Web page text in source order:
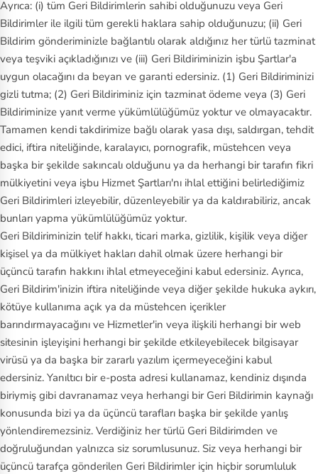
Ayrıca: (i) tüm Geri Bildirimlerin sahibi olduğunuzu veya Geri
Bildirimler ile ilgili tüm gerekli haklara sahip olduğunuzu; (ii) Geri
Bildirim gönderiminizle bağlantılı olarak aldığınız her türlü tazminat
veya teşviki açıkladığınızı ve (iii) Geri Bildiriminizin işbu Şartlar'a
uygun olacağını da beyan ve garanti edersiniz. (1) Geri Bildiriminizi
gizli tutma; (2) Geri Bildiriminiz için tazminat ödeme veya (3) Geri
Bildiriminize yanıt verme yükümlülüğümüz yoktur ve olmayacaktır.
Tamamen kendi takdirimize bağlı olarak yasa dışı, saldırgan, tehdit
edici, iftira niteliğinde, karalayıcı, pornografik, müstehcen veya
başka bir şekilde sakıncalı olduğunu ya da herhangi bir tarafın fikri
mülkiyetini veya işbu Hizmet Şartları'nı ihlal ettiğini belirlediğimiz
Geri Bildirimleri izleyebilir, düzenleyebilir ya da kaldırabiliriz, ancak
bunları yapma yükümlülüğümüz yoktur.
Geri Bildiriminizin telif hakkı, ticari marka, gizlilik, kişilik veya diğer
kişisel ya da mülkiyet hakları dahil olmak üzere herhangi bir
üçüncü tarafın hakkını ihlal etmeyeceğini kabul edersiniz. Ayrıca,
Geri Bildirim'inizin iftira niteliğinde veya diğer şekilde hukuka aykırı,
kötüye kullanıma açık ya da müstehcen içerikler
barındırmayacağını ve Hizmetler'in veya ilişkili herhangi bir web
sitesinin işleyişini herhangi bir şekilde etkileyebilecek bilgisayar
virüsü ya da başka bir zararlı yazılım içermeyeceğini kabul
edersiniz. Yanıltıcı bir e‑posta adresi kullanamaz, kendiniz dışında
biriymiş gibi davranamaz veya herhangi bir Geri Bildirimin kaynağı
konusunda bizi ya da üçüncü tarafları başka bir şekilde yanlış
yönlendiremezsiniz. Verdiğiniz her türlü Geri Bildirimden ve
doğruluğundan yalnızca siz sorumlusunuz. Siz veya herhangi bir
üçüncü tarafça gönderilen Geri Bildirimler için hiçbir sorumluluk